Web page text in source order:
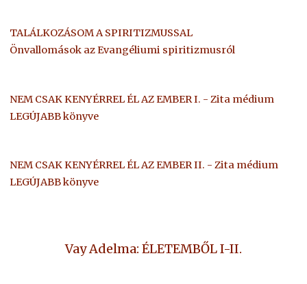
TALÁLKOZÁSOM A SPIRITIZMUSSAL
Önvallomások az Evangéliumi spiritizmusról
NEM CSAK KENYÉRREL ÉL AZ EMBER I. - Zita médium
LEGÚJABB könyve
NEM CSAK KENYÉRREL ÉL AZ EMBER II. - Zita médium
LEGÚJABB könyve
Vay Adelma: ÉLETEMBŐL I-II.